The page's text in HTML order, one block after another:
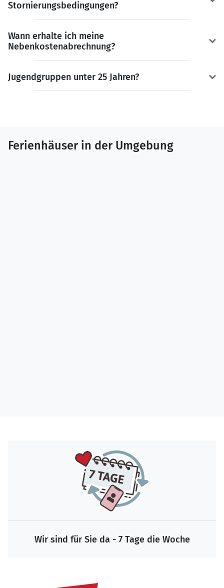
Stornierungsbedingungen?
Wann erhalte ich meine
Nebenkostenabrechnung?
Jugendgruppen unter 25 Jahren?
Ferienhäuser in der Umgebung
Wir sind für Sie da - 7 Tage die Woche